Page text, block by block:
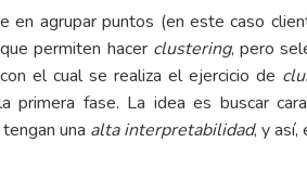
en agrupar puntos (en este caso
permiten hacer clustering, pero
el cual se realiza el ejercicio de
primera fase. La idea es buscar
una alta interpretabilidad, y así,